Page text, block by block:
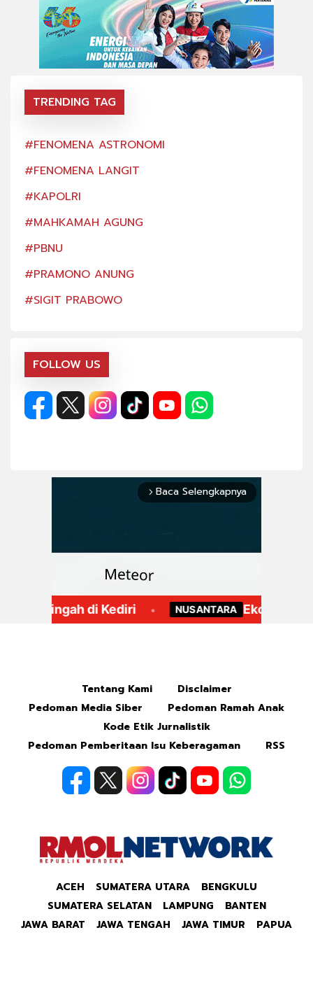
TRENDING TAG
#FENOMENA ASTRONOMI
#FENOMENA LANGIT
#KAPOLRI
#MAHKAMAH AGUNG
#PBNU
#PRAMONO ANUNG
#SIGIT PRABOWO
FOLLOW US
arrow_forward_ios Baca Selengkapnya
Tentang Kami
Disclaimer
Pedoman Media Siber
Pedoman Ramah Anak
Kode Etik Jurnalistik
Pedoman Pemberitaan Isu Keberagaman
RSS
ACEH SUMATERA UTARA
BENGKULU
SUMATERA SELATAN
LAMPUNG
BANTEN
JAWA BARAT
JAWA TENGAH JAWA TIMUR PAPUA